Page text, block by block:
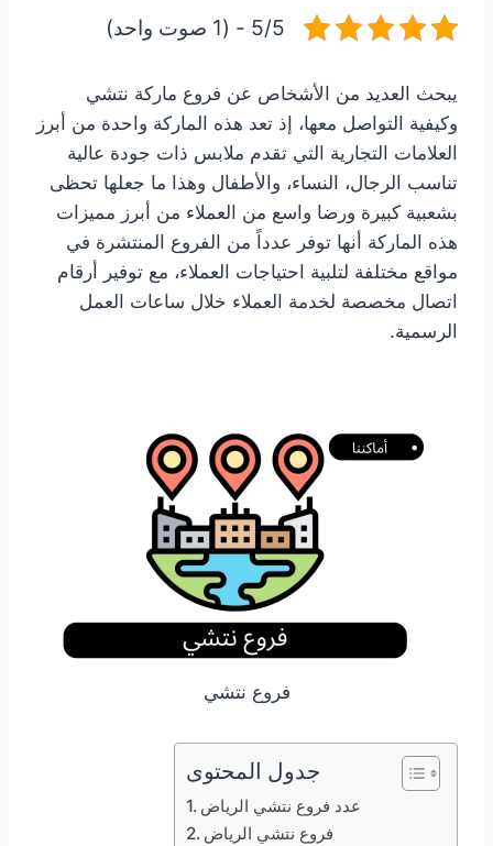
5/5 - (1 صوت واحد)
يبحث العديد من الأشخاص عن فروع ماركة نتشي
وكيفية التواصل معها، إذ تعد هذه الماركة واحدة من أبرز
العلامات التجارية التي تقدم ملابس ذات جودة عالية
تناسب الرجال، النساء، والأطفال وهذا ما جعلها تحظى
بشعبية كبيرة ورضا واسع من العملاء من أبرز مميزات
هذه الماركة أنها توفر عدداً من الفروع المنتشرة في
مواقع مختلفة لتلبية احتياجات العملاء، مع توفير أرقام
اتصال مخصصة لخدمة العملاء خلال ساعات العمل
الرسمية.
فروع نتشي
جدول المحتوى
عدد فروع نتشي الرياض
فروع نتشي الرياض